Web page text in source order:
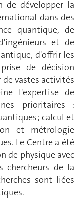
de développer la
dans des
quantique, de
et de
d'offrir les
de décision
vastes activités
l'expertise de
prioritaires :
; calcul et
et métrologie
Le Centre a été
de physique avec
chercheurs de la
sont liées